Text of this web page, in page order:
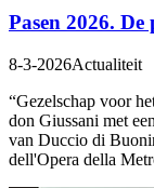
Pasen 2026.
8-3-2026Actualiteit
“Gezelschap voor
don Giussani met
van Duccio di
dell'Opera della